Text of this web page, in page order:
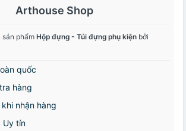
Arthouse Shop
sản phẩmHộp đựng - Túi đựng phụ kiện bởi
quốc
hàng
nhận hàng
Uy tín